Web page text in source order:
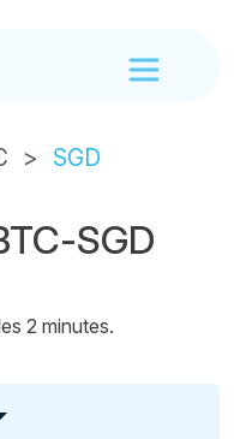
SGD
SGD
2 minutes.